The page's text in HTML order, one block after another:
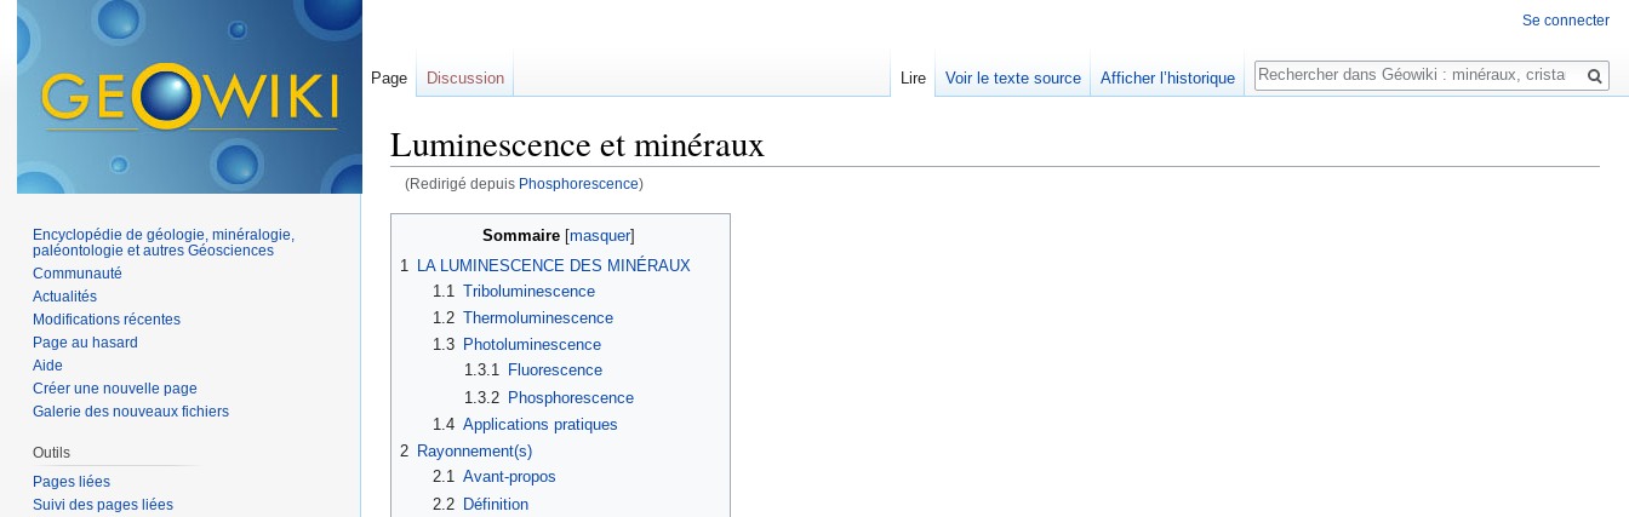
Luminescence et minéraux
(Redirigé depuis Phosphorescence)
Sommaire[masquer]
1
LA LUMINESCENCE DES MINÉRAUX
1.1 Triboluminescence
1.2 Thermoluminescence
1.3
Photoluminescence
1.3.1 Fluorescence
1.3.2 Phosphorescence
1.4 Applications pratiques
2 Rayonnement(s)
2.1 Avant-propos
2.2 Définition
Se connecter
Page Discussion Lire Voir le texte source Afficher l’historique
Rechercher
Encyclopédie de géologie, minéralogie,
paléontologie et autres Géosciences
Communauté
Actualités
Modifications récentes
Page au hasard
Aide
Créer une nouvelle page
Galerie des nouveaux fichiers
Outils
Pages liées
Suivi des pages liées